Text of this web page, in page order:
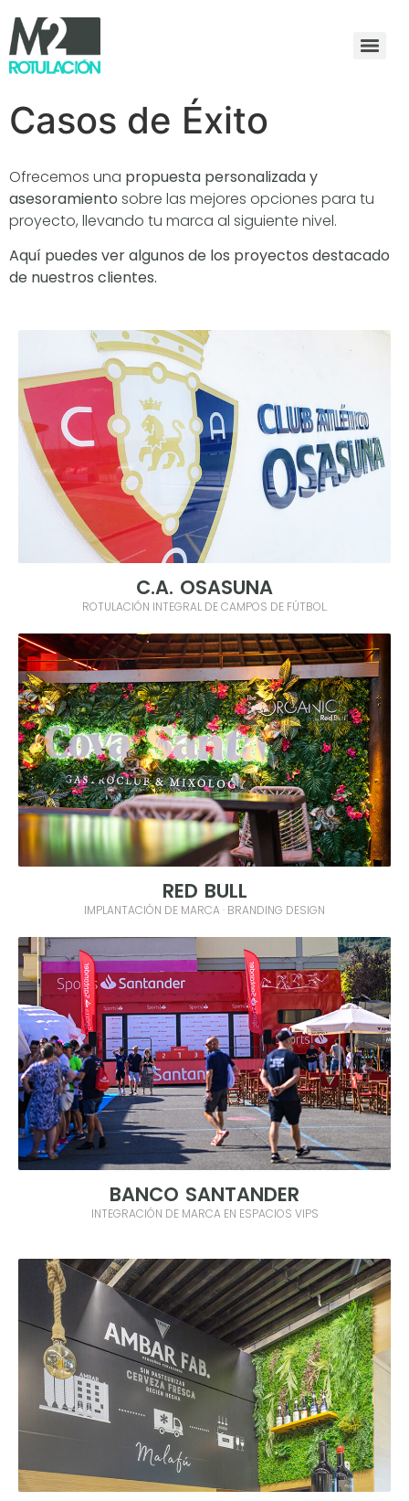
Casos de Éxito
Ofrecemos una propuesta personalizada y
asesoramiento sobre las mejores opciones para tu
proyecto, llevando tu marca al siguiente nivel.
Aquí puedes ver algunos de los proyectos destacado
de nuestros clientes.
C.A. OSASUNA
ROTULACIÓN INTEGRAL DE CAMPOS DE FÚTBOL.
RED BULL
IMPLANTACIÓN DE MARCA · BRANDING DESIGN
BANCO SANTANDER
INTEGRACIÓN DE MARCA EN ESPACIOS VIPS